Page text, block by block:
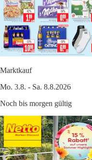
Marktkauf
Mo. 3.8. - Sa. 8.8.2026
Noch bis morgen gültig